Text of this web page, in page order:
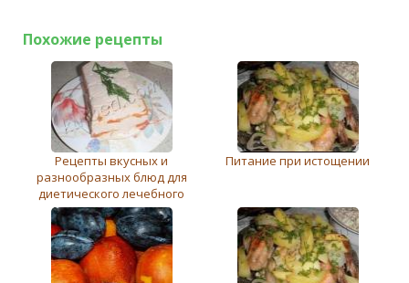
Похожие рецепты
Рецепты вкусных и
разнообразных блюд для
диетического лечебного
питания
Питание при истощении